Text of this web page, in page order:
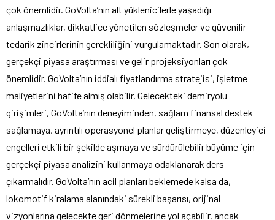
çok önemlidir. GoVolta’nın alt yüklenicilerle yaşadığı
anlaşmazlıklar, dikkatlice yönetilen sözleşmeler ve güvenilir
tedarik zincirlerinin gerekliliğini vurgulamaktadır. Son olarak,
gerçekçi piyasa araştırması ve gelir projeksiyonları çok
önemlidir. GoVolta’nın iddialı fiyatlandırma stratejisi, işletme
maliyetlerini hafife almış olabilir. Gelecekteki demiryolu
girişimleri, GoVolta’nın deneyiminden, sağlam finansal destek
sağlamaya, ayrıntılı operasyonel planlar geliştirmeye, düzenleyici
engelleri etkili bir şekilde aşmaya ve sürdürülebilir büyüme için
gerçekçi piyasa analizini kullanmaya odaklanarak ders
çıkarmalıdır. GoVolta’nın acil planları beklemede kalsa da,
lokomotif kiralama alanındaki sürekli başarısı, orijinal
vizyonlarına gelecekte geri dönmelerine yol açabilir, ancak